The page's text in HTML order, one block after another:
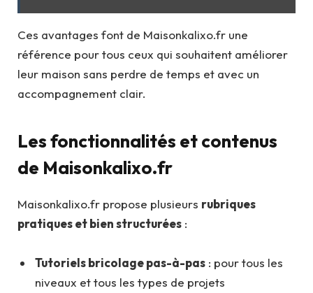
Ces avantages font de Maisonkalixo.fr une
référence pour tous ceux qui souhaitent améliorer
leur maison sans perdre de temps et avec un
accompagnement clair.
Les fonctionnalités et contenus
de Maisonkalixo.fr
Maisonkalixo.fr propose plusieurs rubriques
pratiques et bien structurées :
Tutoriels bricolage pas-à-pas : pour tous les
niveaux et tous les types de projets